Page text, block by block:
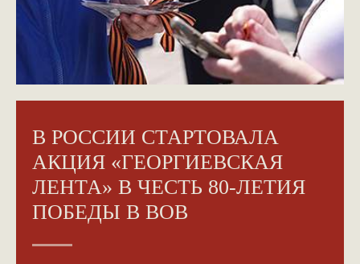
В РОССИИ СТАРТОВАЛА
АКЦИЯ «ГЕОРГИЕВСКАЯ
ЛЕНТА» В ЧЕСТЬ 80-ЛЕТИЯ
ПОБЕДЫ В ВОВ